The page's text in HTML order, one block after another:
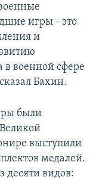
игры - это
и
в военной сфере
Бахин.
были
выступили
медалей.
десяти видов: